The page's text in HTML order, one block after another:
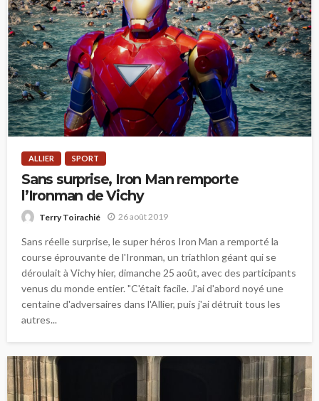
ALLIER SPORT
Sans surprise, Iron Man remporte
l’Ironman de Vichy
Terry Toirachié 26 août 2019
Sans réelle surprise, le super héros Iron Man a remporté la
course éprouvante de l'Ironman, un triathlon géant qui se
déroulait à Vichy hier, dimanche 25 août, avec des participants
venus du monde entier. "C'était facile. J'ai d'abord noyé une
centaine d'adversaires dans l'Allier, puis j'ai détruit tous les
autres...